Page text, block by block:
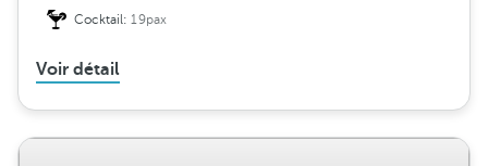
Cocktail:19pax
Voir détail